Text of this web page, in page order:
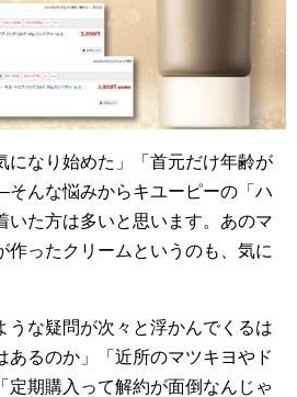
になり始めた」「首元だけ年齢が
んな悩みからキユーピーの「ハ
いた方は多いと思います。あのマ
作ったクリームというのも、気に
うな疑問が次々と浮かんでくるは
あるのか」「近所のマツキヨやド
定期購入って解約が面倒なんじゃ